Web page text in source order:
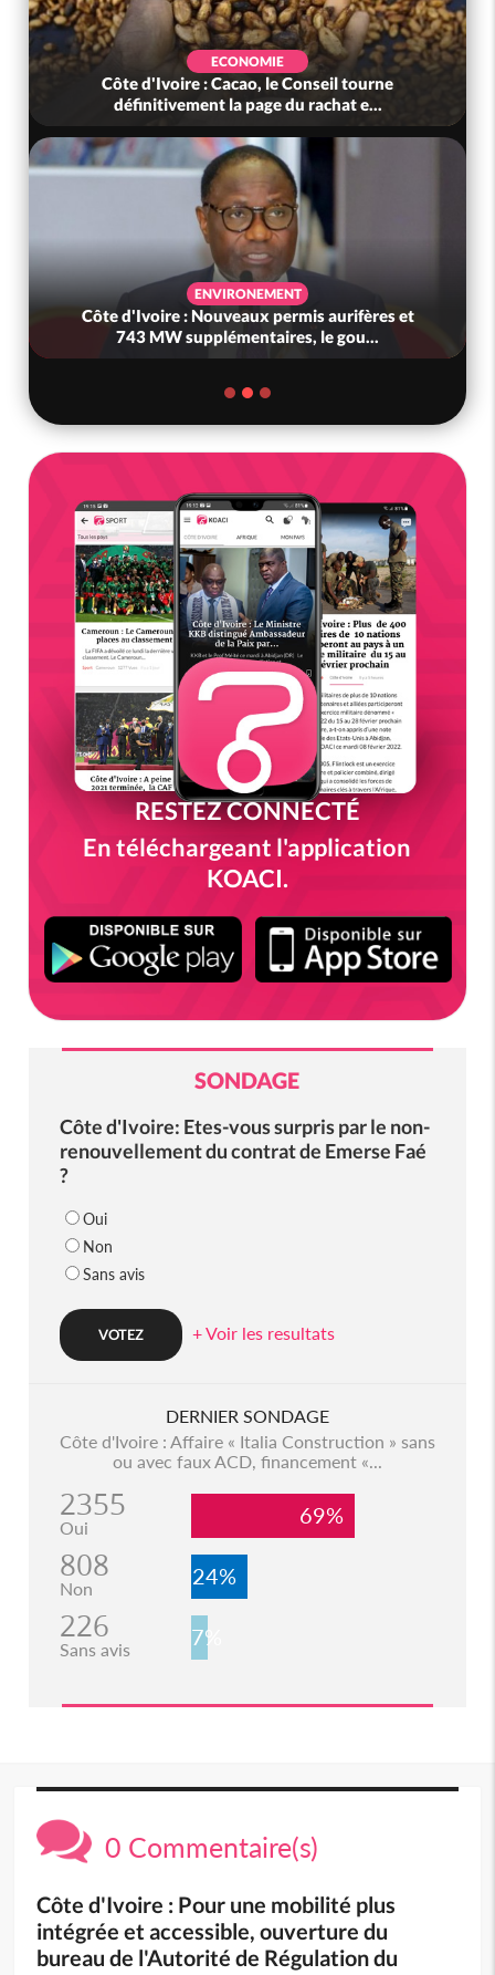
ECONOMIE
Côte d'Ivoire : Cacao, le Conseil tourne
définitivement la page du rachat e...
ENVIRONEMENT
Côte d'Ivoire : Nouveaux permis aurifères et
743 MW supplémentaires, le gou...
RESTEZ CONNECTÉ
En téléchargeant l'application
KOACI.
SONDAGE
Côte d'Ivoire: Etes-vous surpris par le non-
renouvellement du contrat de Emerse Faé
?
Oui
Non
Sans avis
+ Voir les resultats
DERNIER SONDAGE
Côte d'Ivoire : Affaire « Italia Construction » sans
ou avec faux ACD, financement «...
2355
Oui 69%
808
Non 24%
226
Sans avis 7%
0 Commentaire(s)
Côte d'Ivoire : Pour une mobilité plus
intégrée et accessible, ouverture du
bureau de l'Autorité de Régulation du